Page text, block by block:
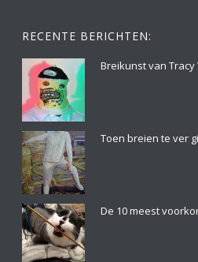
RECENTE BERICHTEN:
Breikunst van Tracy
Toen breien te ver
De 10 meest